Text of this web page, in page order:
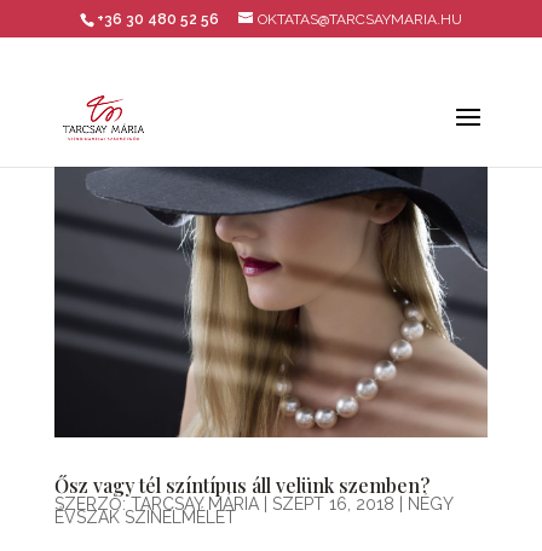
+36 30 480 52 56 OKTATAS@TARCSAYMARIA.HU
Ősz vagy tél színtípus áll velünk szemben?
SZERZŐ: TARCSAY MÁRIA| SZEPT 16, 2018 NÉGY
ÉVSZAK SZÍNELMÉLET